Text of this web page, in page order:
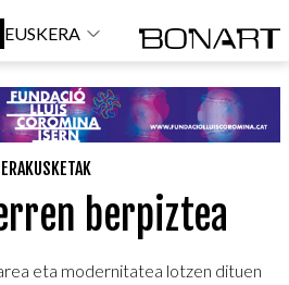
EUSKERA
ERAKUSKETAK
berpiztea
eta modernitatea lotzen dituen